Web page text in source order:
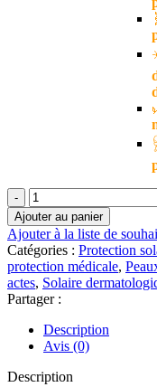
quantité
de
SVR
AK
SECURE
DM
PROTECT
SPF50+
|
50
Ajouter au panier
Ajouter à la liste de
Catégories : Protection
protection médicale,
actes, Solaire
Partager :
Description
Avis (0)
Description